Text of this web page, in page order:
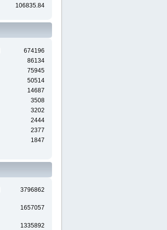
106835.84
674196
86134
75945
50514
14687
3508
3202
2444
2377
1847
3796862
1657057
1335892